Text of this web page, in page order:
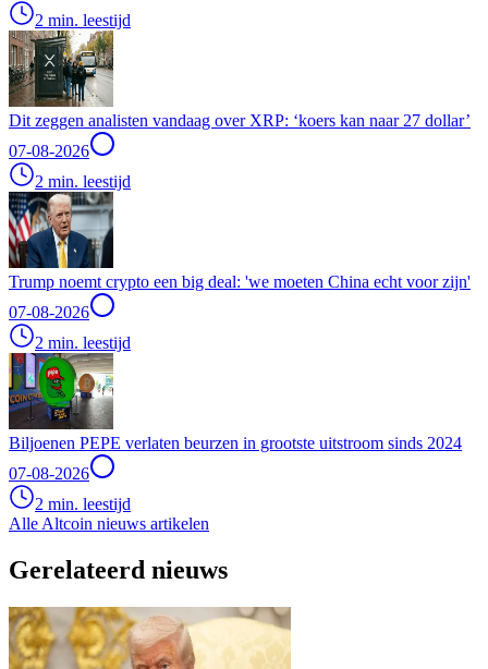
2 min. leestijd
Dit zeggen analisten vandaag over XRP: ‘koers kan naar 27 dollar’
07-08-2026
2 min. leestijd
Trump noemt crypto een big deal: 'we moeten China echt voor zijn'
07-08-2026
2 min. leestijd
Biljoenen PEPE verlaten beurzen in grootste uitstroom sinds 2024
07-08-2026
2 min. leestijd
Alle Altcoin nieuws artikelen
Gerelateerd nieuws